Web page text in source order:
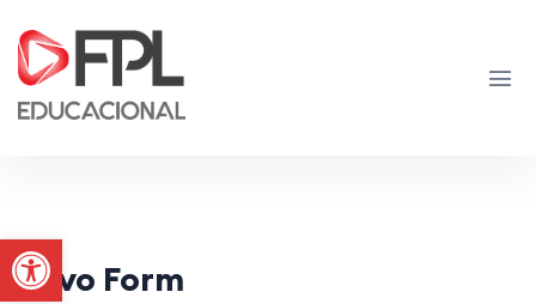
Novo Form
Abrir a barra de ferramentas